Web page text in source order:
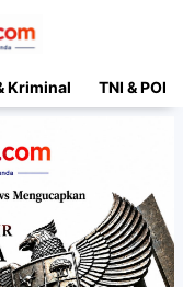
Kriminal TNI &